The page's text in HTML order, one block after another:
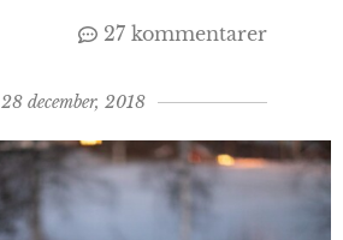
27 kommentarer
28 december, 2018